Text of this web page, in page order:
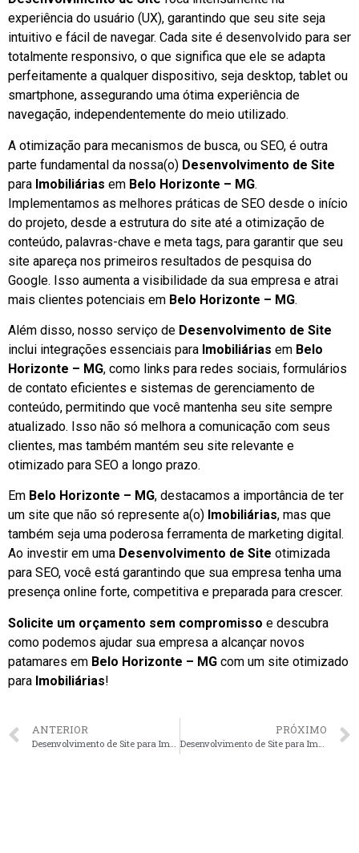
experiência do usuário (UX), garantindo que seu site seja
intuitivo e fácil de navegar. Cada site é desenvolvido para ser
totalmente responsivo, o que significa que ele se adapta
perfeitamente a qualquer dispositivo, seja desktop, tablet ou
smartphone, assegurando uma ótima experiência de
navegação, independentemente do meio utilizado.
A otimização para mecanismos de busca, ou SEO, é outra
parte fundamental da nossa(o) Desenvolvimento de Site
para Imobiliárias em Belo Horizonte – MG.
Implementamos as melhores práticas de SEO desde o início
do projeto, desde a estrutura do site até a otimização de
conteúdo, palavras-chave e meta tags, para garantir que seu
site apareça nos primeiros resultados de pesquisa do
Google. Isso aumenta a visibilidade da sua empresa e atrai
mais clientes potenciais em Belo Horizonte – MG.
Além disso, nosso serviço de Desenvolvimento de Site
inclui integrações essenciais para Imobiliárias em Belo
Horizonte – MG, como links para redes sociais, formulários
de contato eficientes e sistemas de gerenciamento de
conteúdo, permitindo que você mantenha seu site sempre
atualizado. Isso não só melhora a comunicação com seus
clientes, mas também mantém seu site relevante e
otimizado para SEO a longo prazo.
Em Belo Horizonte – MG, destacamos a importância de ter
um site que não só represente a(o) Imobiliárias, mas que
também seja uma poderosa ferramenta de marketing digital.
Ao investir em uma Desenvolvimento de Site otimizada
para SEO, você está garantindo que sua empresa tenha uma
presença online forte, competitiva e preparada para crescer.
Solicite um orçamento sem compromisso e descubra
como podemos ajudar sua empresa a alcançar novos
patamares em Belo Horizonte – MG com um site otimizado
para Imobiliárias!
ANTERIOR
Desenvolvimento de Site para Imobiliárias em Rio de Janeiro – RJ faça seu orçamento
PRÓXIMO
Desenvolvimento de Site para Imobiliárias em Porto Alegre – RS faça seu orçamento